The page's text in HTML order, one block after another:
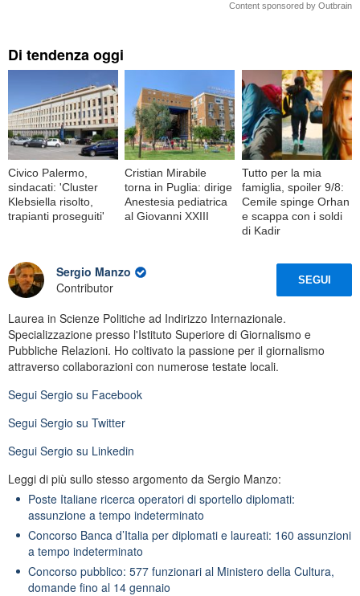
Content sponsored by Outbrain
Di tendenza oggi
Civico Palermo,
sindacati: 'Cluster
Klebsiella risolto,
trapianti proseguiti'
Cristian Mirabile
torna in Puglia: dirige
Anestesia pediatrica
al Giovanni XXIII
Tutto per la mia
famiglia, spoiler 9/8:
Cemile spinge Orhan
e scappa con i soldi
di Kadir
Sergio Manzo
Contributor
SEGUI
Laurea in Scienze Politiche ad Indirizzo Internazionale.
Specializzazione presso l'Istituto Superiore di Giornalismo e
Pubbliche Relazioni. Ho coltivato la passione per il giornalismo
attraverso collaborazioni con numerose testate locali.
Segui Sergio su Facebook
Segui Sergio su Twitter
Segui Sergio su Linkedin
Leggi di più sullo stesso argomento da Sergio Manzo:
Poste Italiane ricerca operatori di sportello diplomati:
assunzione a tempo indeterminato
Concorso Banca d’Italia per diplomati e laureati: 160 assunzioni
a tempo indeterminato
Concorso pubblico: 577 funzionari al Ministero della Cultura,
domande fino al 14 gennaio